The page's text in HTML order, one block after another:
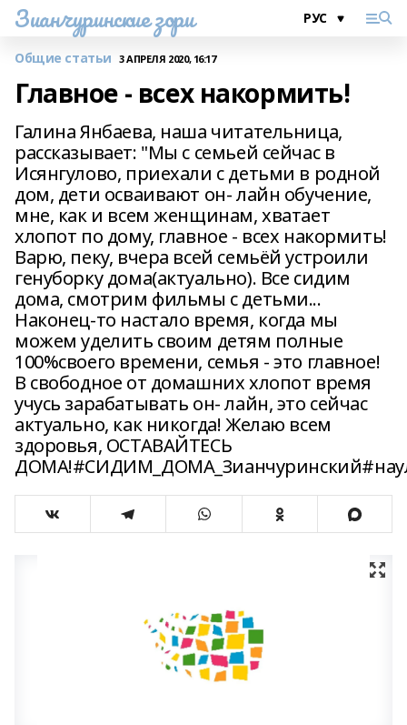
Зианчуринские зори
Общие статьи 3 АПРЕЛЯ 2020, 16:17
Главное - всех накормить!
Галина Янбаева, наша читательница,
рассказывает: "Мы с семьей сейчас в
Исянгулово, приехали с детьми в родной
дом, дети осваивают он- лайн обучение,
мне, как и всем женщинам, хватает
хлопот по дому, главное - всех накормить!
Варю, пеку, вчера всей семьёй устроили
генуборку дома(актуально). Все сидим
дома, смотрим фильмы с детьми...
Наконец-то настало время, когда мы
можем уделить своим детям полные
100%своего времени, семья - это главное!
В свободное от домашних хлопот время
учусь зарабатывать он- лайн, это сейчас
актуально, как никогда! Желаю всем
здоровья, ОСТАВАЙТЕСЬ